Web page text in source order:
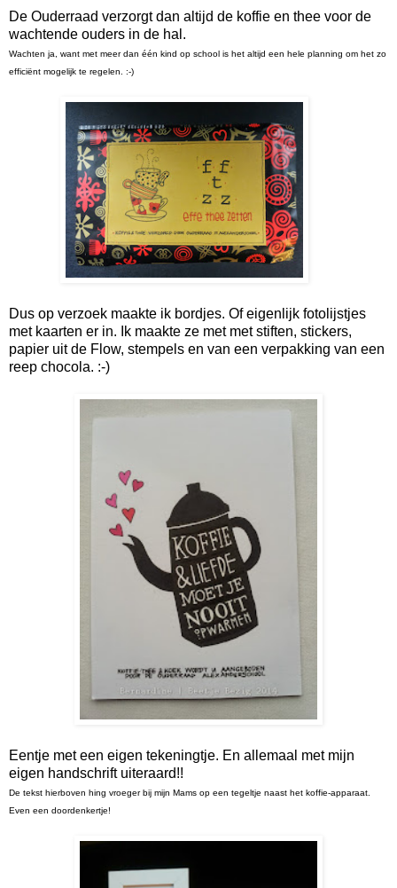
De Ouderraad verzorgt dan altijd de koffie en thee voor de
wachtende ouders in de hal.
Wachten ja, want met meer dan één kind op school is het altijd een hele planning om het zo
efficiënt mogelijk te regelen. :-)
Dus op verzoek maakte ik bordjes. Of eigenlijk fotolijstjes
met kaarten er in. Ik maakte ze met met stiften, stickers,
papier uit de Flow, stempels en van een verpakking van een
reep chocola. :-)
Eentje met een eigen tekeningtje. En allemaal met mijn
eigen handschrift uiteraard!!
De tekst hierboven hing vroeger bij mijn Mams op een tegeltje naast het koffie-apparaat.
Even een doordenkertje!